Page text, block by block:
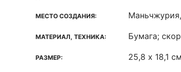
МЕСТО СОЗДАНИЯ:
МАТЕРИАЛ, ТЕХНИКА: Бумага;
РАЗМЕР: 25,8 х 18,1